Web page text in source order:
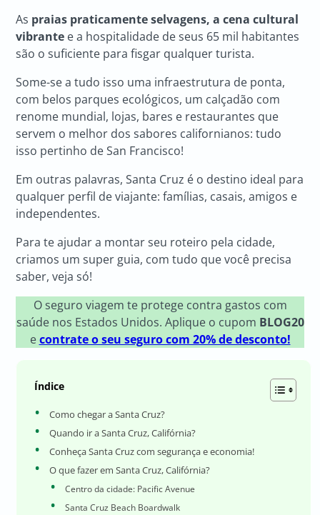
As praias praticamente selvagens, a cena cultural
vibrante e a hospitalidade de seus 65 mil habitantes
são o suficiente para fisgar qualquer turista.
Some-se a tudo isso uma infraestrutura de ponta,
com belos parques ecológicos, um calçadão com
renome mundial, lojas, bares e restaurantes que
servem o melhor dos sabores californianos: tudo
isso pertinho de San Francisco!
Em outras palavras, Santa Cruz é o destino ideal para
qualquer perfil de viajante: famílias, casais, amigos e
independentes.
Para te ajudar a montar seu roteiro pela cidade,
criamos um super guia, com tudo que você precisa
saber, veja só!
O seguro viagem te protege contra gastos com
saúde nos Estados Unidos. Aplique o cupom BLOG20
econtrate o seu seguro com 20% de desconto!
Índice
Como chegar a Santa Cruz?
Quando ir a Santa Cruz, Califórnia?
Conheça Santa Cruz com segurança e economia!
O que fazer em Santa Cruz, Califórnia?
Centro da cidade: Pacific Avenue
Santa Cruz Beach Boardwalk